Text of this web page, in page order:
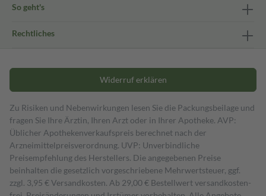
So geht's
Rechtliches
Widerruf erklären
Zu Risiken und Nebenwirkungen lesen Sie die Packungsbeilage und
fragen Sie Ihre Ärztin, Ihren Arzt oder in Ihrer Apotheke. AVP:
Üblicher Apothekenverkaufspreis berechnet nach der
Arzneimittelpreisverordnung. UVP: Unverbindliche
Preisempfehlung des Herstellers. Die angegebenen Preise
beinhalten die gesetzlich vorgeschriebene Mehrwertsteuer, ggf.
zzgl. 3,95 € Versandkosten. Ab 29,00 € Bestell­wert versand­kosten­